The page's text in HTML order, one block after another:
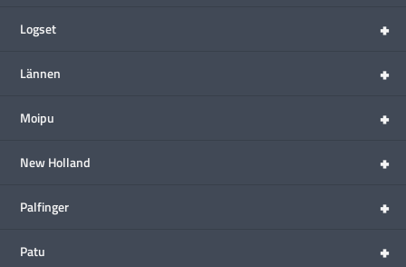
+
Logset
+
Lännen
+
Moipu
+
New Holland
+
Palfinger
+
Patu